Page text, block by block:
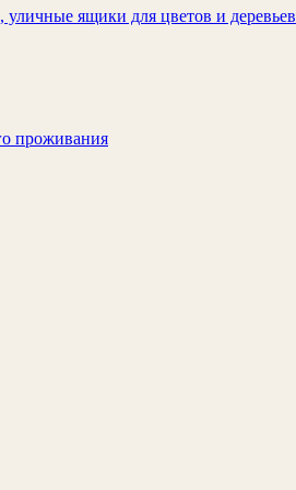
ящики для цветов и деревьев
проживания